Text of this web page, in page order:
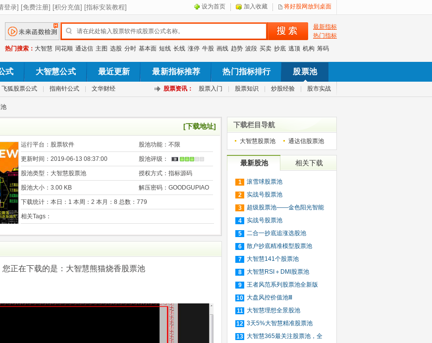
设为首页 加入收藏 将好股网放到桌面
最新指标
热门指标
热门搜索： 大智慧 同花顺 通达信 主图 选股 分时 基本面 短线 长线 涨停 牛股 画线 趋势 波段 买卖 抄底 逃顶 机构 筹码
式 大智慧公式 最近更新 最新指标推荐 热门指标排行 股票池
飞狐股票公式 指南针公式 文华财经 股票资讯： 股票入门 股票知识 炒股经验 股市实战
[下载地址]
运行平台： 股票软件 股池功能： 不限
更新时间： 2019-06-13 08:37:00 股池评级：
股池类型： 大智慧股票池 授权方式： 指标源码
股池大小： 3.00 KB 解压密码： GOODGUPIAO
下载统计： 本日：1 本周：2 本月：8 总数：779
相关Tags：
正在下载的是：大智慧熊猫烧香股票池
下载栏目导航
大智慧股票池 通达信股票池
最新股池 相关下载
1
滚雪球股票池
2
实战号股票池
3
超级股票池——金色阳光智能
股
4
实战号股票池
5
二合一抄底追涨选股池
6
散户抄底精准模型股票池
7
大智慧141个股票池
8
大智慧RSI＋DMI股票池
9
王者风范系列股票池全新版
10 大盘风控价值池Ⅲ
11 大智慧理想全景股池
12 3天5%大智慧精准股票池
13 大智慧365最关注股票池，全